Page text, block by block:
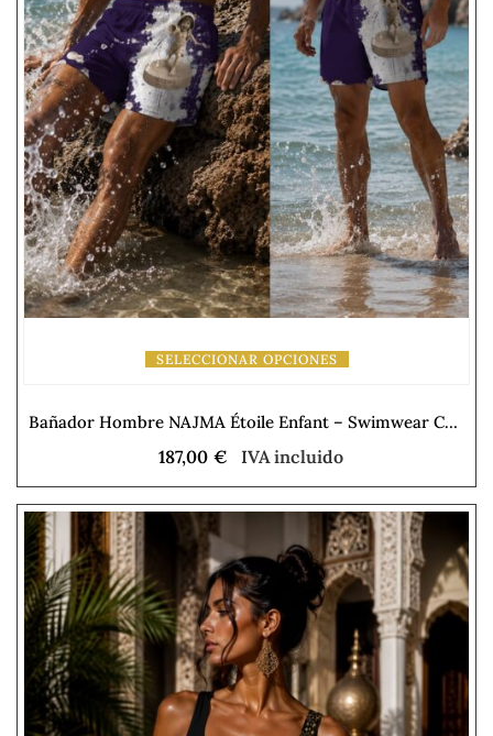
SELECCIONAR OPCIONES
Bañador Hombre NAJMA Étoile Enfant – Swimwear Collection
187,00 € IVA incluido